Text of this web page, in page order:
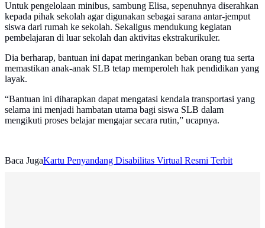
Untuk pengelolaan minibus, sambung Elisa, sepenuhnya diserahkan
kepada pihak sekolah agar digunakan sebagai sarana antar-jemput
siswa dari rumah ke sekolah. Sekaligus mendukung kegiatan
pembelajaran di luar sekolah dan aktivitas ekstrakurikuler.
Dia berharap, bantuan ini dapat meringankan beban orang tua serta
memastikan anak-anak SLB tetap memperoleh hak pendidikan yang
layak.
“Bantuan ini diharapkan dapat mengatasi kendala transportasi yang
selama ini menjadi hambatan utama bagi siswa SLB dalam
mengikuti proses belajar mengajar secara rutin,” ucapnya.
Baca JugaKartu Penyandang Disabilitas Virtual Resmi Terbit